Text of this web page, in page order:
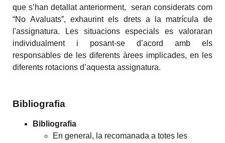
que s’han detallat anteriorment, seran considerats com
“No Avaluats”, exhaurint els drets a la matrícula de
l'assignatura. Les situacions especials es valoraran
individualment i posant-se d’acord amb els
responsables de les diferents àrees implicades, en les
diferents rotacions d’aquesta assignatura.
Bibliografia
Bibliografia
En general, la recomanada a totes les